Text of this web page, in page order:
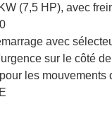
(7,5 HP), avec
avec
sur le côté
les